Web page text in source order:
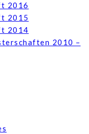
2016
2015
2014
2010 –